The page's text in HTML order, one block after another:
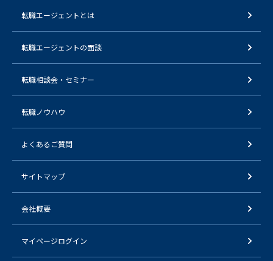
転職エージェントとは
転職エージェントの面談
転職相談会・セミナー
転職ノウハウ
よくあるご質問
サイトマップ
会社概要
マイページログイン